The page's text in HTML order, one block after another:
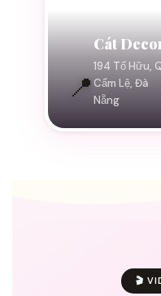
📍
Cát
194 Tố Hữu,
Cẩm Lệ, Đà
Nẵng
🎬